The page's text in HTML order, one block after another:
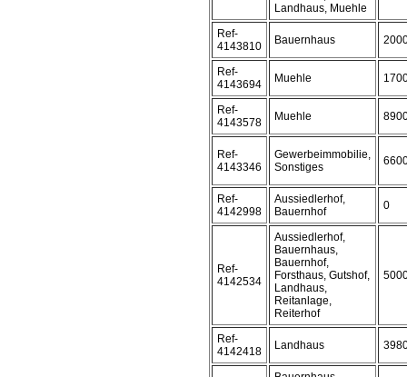
Landhaus, Muehle
Ref-
4143810
Bauernhaus
Ref-
4143694
Muehle
Ref-
4143578
Muehle
Ref-
4143346
Gewerbeimmobilie,
Sonstiges
Ref-
4142998
Aussiedlerhof,
Bauernhof
0
Ref-
4142534
Aussiedlerhof,
Bauernhaus,
Bauernhof,
Forsthaus, Gutshof,
Landhaus,
Reitanlage,
Reiterhof
Ref-
4142418
Landhaus